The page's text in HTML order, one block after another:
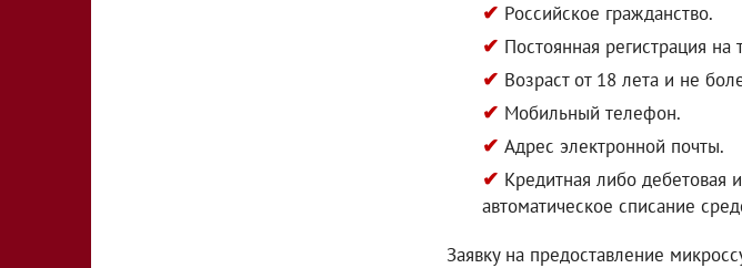
Российское гражданство.
Постоянная регистрация
Возраст от 18 лета и не
Мобильный телефон.
Адрес электронной почты.
Кредитная либо дебетовая
автоматическое списание
Заявку на предоставление